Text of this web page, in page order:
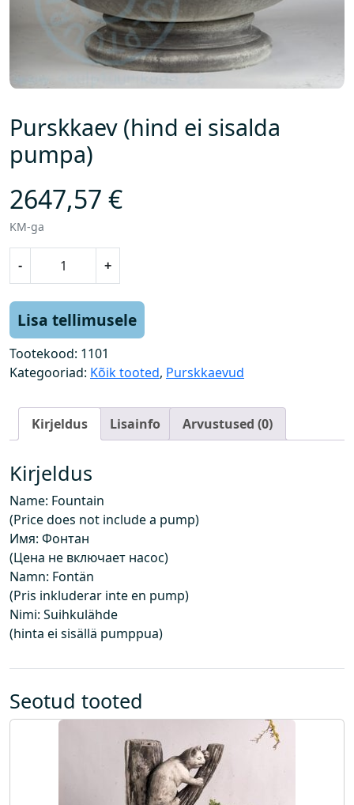
Purskkaev (hind ei sisalda
pumpa)
2647,57 €
KM-ga
-
k
k
a
h
i
n
d
e
i
s
i
s
a
l
a
p
u
+
Lisa tellimusele
Tootekood: 1101
Kategooriad: Kõik tooted, Purskkaevud
Kirjeldus Lisainfo Arvustused (0)
Kirjeldus
Name: Fountain
(Price does not include a pump)
Имя: Фонтан
(Цена не включает насос)
Namn: Fontän
(Pris inkluderar inte en pump)
Nimi: Suihkulähde
(hinta ei sisällä pumppua)
Seotud tooted